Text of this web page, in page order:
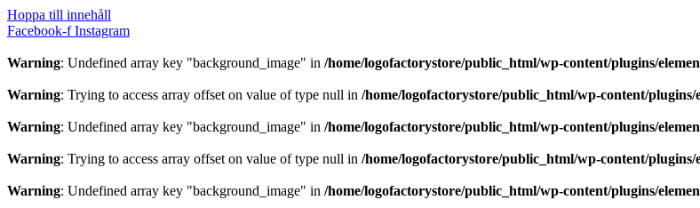
Hoppa till innehåll
Facebook-f Instagram
Warning: Undefined array key "background_image" in /home/logofactorystore/public_html/wp-content/plugins/
Warning: Trying to access array offset on value of type null in /home/logofactorystore/public_html/wp-content/
Warning: Undefined array key "background_image" in /home/logofactorystore/public_html/wp-content/plugins/
Warning: Trying to access array offset on value of type null in /home/logofactorystore/public_html/wp-content/
Warning: Undefined array key "background_image" in /home/logofactorystore/public_html/wp-content/plugins/